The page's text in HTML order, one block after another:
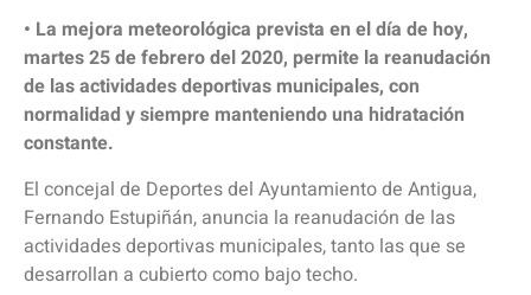
• La mejora meteorológica prevista en el día de hoy,
martes 25 de febrero del 2020, permite la reanudación
de las actividades deportivas municipales, con
normalidad y siempre manteniendo una hidratación
constante.
El concejal de Deportes del Ayuntamiento de Antigua,
Fernando Estupiñán, anuncia la reanudación de las
actividades deportivas municipales, tanto las que se
desarrollan a cubierto como bajo techo.